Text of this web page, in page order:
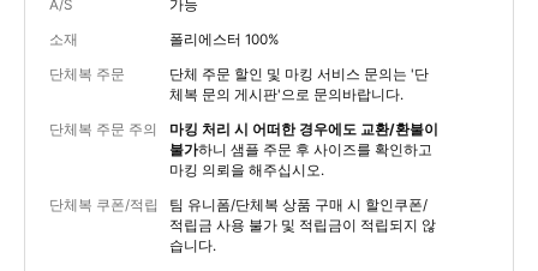
A/S 가능
소재 폴리에스터 100%
단체복 주문 단체 주문 할인 및 마킹 서비스 문의는 '단
체복 문의 게시판'으로 문의바랍니다.
단체복 주문 주의
마킹 처리 시 어떠한 경우에도 교환/환불이
불가하니 샘플 주문 후 사이즈를 확인하고
마킹 의뢰을 해주십시오.
단체복 쿠폰/적립
팀 유니폼/단체복 상품 구매 시 할인쿠폰/
적립금 사용 불가 및 적립금이 적립되지 않
습니다.